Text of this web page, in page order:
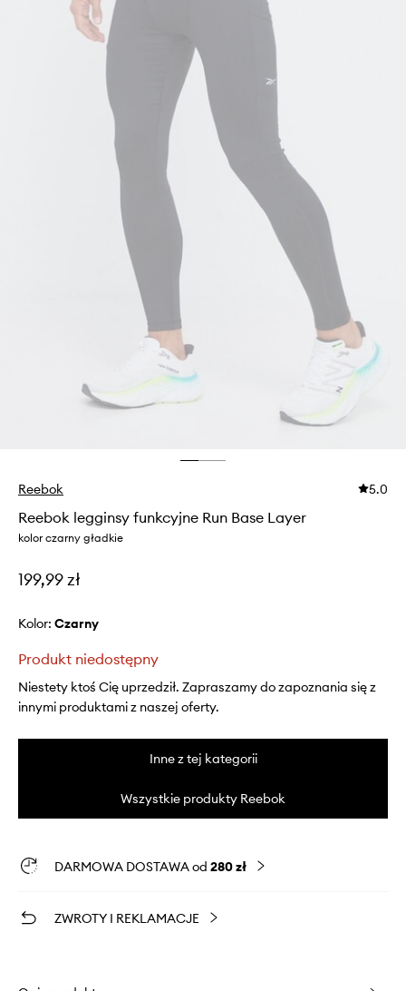
Reebok 5.0
Reebok legginsy funkcyjne Run Base Layer
kolor czarny gładkie
199,99 zł
Kolor: czarny
Produkt niedostępny
Niestety ktoś Cię uprzedził. Zapraszamy do zapoznania się z
innymi produktami z naszej oferty.
Inne z tej kategorii
Wszystkie produkty Reebok
DARMOWA DOSTAWA od 280 zł
ZWROTY I REKLAMACJE